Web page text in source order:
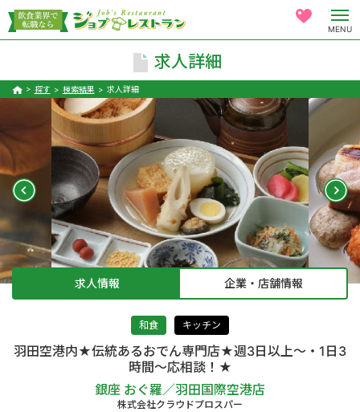
MENU
求人詳細
探す 検索結果 求人詳細
求人情報 企業・店舗情報
和食 キッチン
羽田空港内★伝統あるおでん専門店★週3日以上～・1日3
時間～応相談！★
銀座 おぐ羅／羽田国際空港店
株式会社クラウドプロスパー